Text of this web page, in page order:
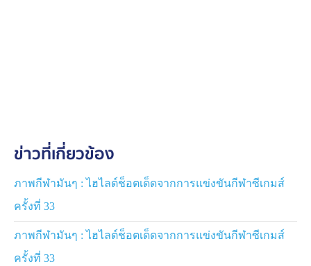
ข่าวที่เกี่ยวข้อง
ภาพกีฬามันๆ : ไฮไลต์ช็อตเด็ดจากการแข่งขันกีฬาซีเกมส์
ครั้งที่ 33
ภาพกีฬามันๆ : ไฮไลต์ช็อตเด็ดจากการแข่งขันกีฬาซีเกมส์
ครั้งที่ 33